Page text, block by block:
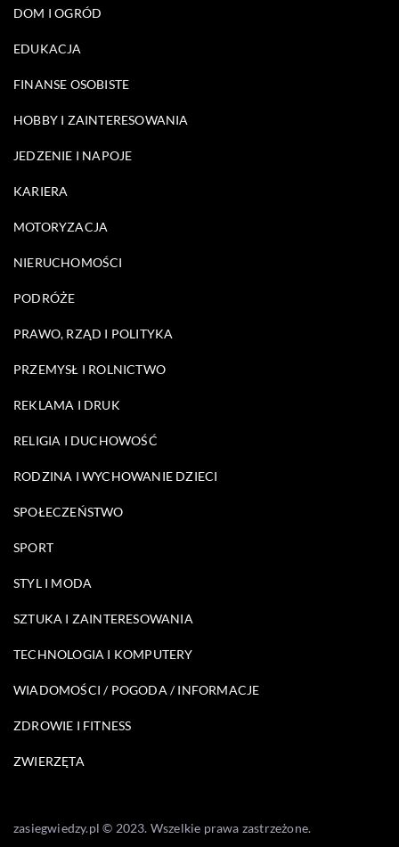
DOM I OGRÓD
EDUKACJA
FINANSE OSOBISTE
HOBBY I ZAINTERESOWANIA
JEDZENIE I NAPOJE
KARIERA
MOTORYZACJA
NIERUCHOMOŚCI
PODRÓŻE
PRAWO, RZĄD I POLITYKA
PRZEMYSŁ I ROLNICTWO
REKLAMA I DRUK
RELIGIA I DUCHOWOŚĆ
RODZINA I WYCHOWANIE DZIECI
SPOŁECZEŃSTWO
SPORT
STYL I MODA
SZTUKA I ZAINTERESOWANIA
TECHNOLOGIA I KOMPUTERY
WIADOMOŚCI / POGODA / INFORMACJE
ZDROWIE I FITNESS
ZWIERZĘTA
zasiegwiedzy.pl © 2023. Wszelkie prawa zastrzeżone.